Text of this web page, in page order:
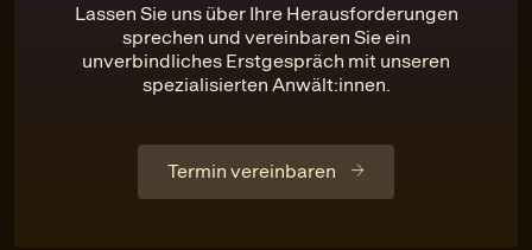
Lassen Sie uns über Ihre Herausforderungen
sprechen und vereinbaren Sie ein
unverbindliches Erstgespräch mit unseren
spezialisierten Anwält:innen.
Termin vereinbaren